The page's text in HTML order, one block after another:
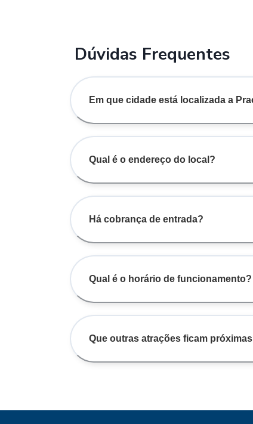
Dúvidas Frequentes
Em que cidade está localizada a
Qual é o endereço do local?
Há cobrança de entrada?
Qual é o horário de funcionamento?
Que outras atrações ficam